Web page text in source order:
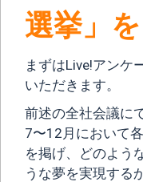
選挙」を
まずはLive!アンケ
いただきます。
前述の全社会議に
7〜12月において
を掲げ、どのよう
うな夢を実現する